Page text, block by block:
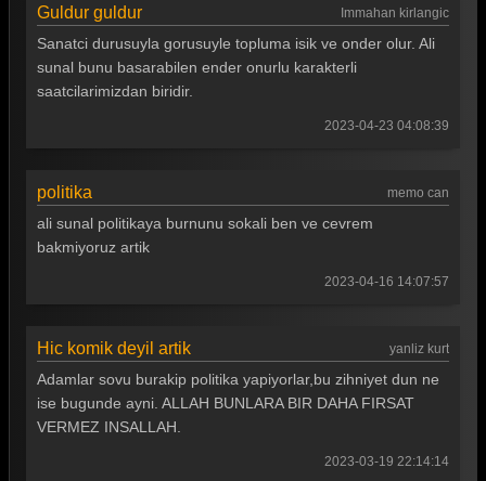
Güldür güldür 301. Bölüm
Güldür güldür 300. Bölüm
Güldür güldür 299. Bölüm
Güldür güldür 296. Bölüm
Güldür güldür 295. Bölüm
Güldür güldür 292. Bölüm
Güldür güldür 291. Bölüm
Guldur guldur Immahan kirlangic
Sanatci durusuyla gorusuyle topluma isik ve onder olur. Ali
sunal bunu basarabilen ender onurlu karakterli
saatcilarimizdan biridir.
2023-04-23 04:08:39
politika memo can
ali sunal politikaya burnunu sokali ben ve cevrem
bakmiyoruz artik
2023-04-16 14:07:57
Hic komik deyil artik yanliz kurt
Adamlar sovu burakip politika yapiyorlar,bu zihniyet dun ne
ise bugunde ayni. ALLAH BUNLARA BIR DAHA FIRSAT
VERMEZ INSALLAH.
2023-03-19 22:14:14